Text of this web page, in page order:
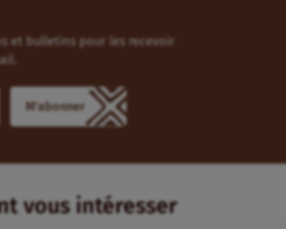
et bulletins pour les recevoir
vous intéresser